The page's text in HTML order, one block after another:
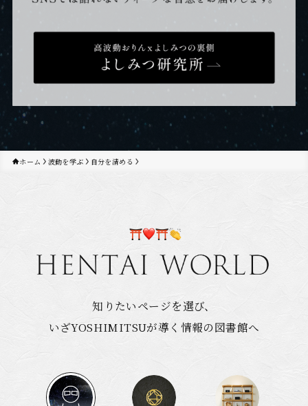
ホーム 波動を学ぶ 自分を清める
知りたいページを選び、
いざYOSHIMITSUが導く情報の図書館へ